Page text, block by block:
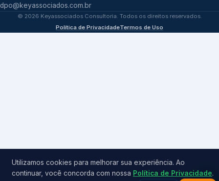
dpo@keyassociados.com.br
© 2026 Keyassociados Consultoria. Todos os direitos reservados.
Política de PrivacidadeTermos de Uso
Utilizamos cookies para melhorar sua experiência. Ao
continuar, você concorda com nossa Política de Privacidade.